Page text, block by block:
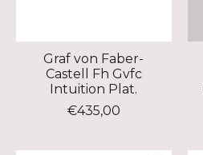
Graf von Faber-
Castell Fh Gvfc
Intuition Plat.
€435,00